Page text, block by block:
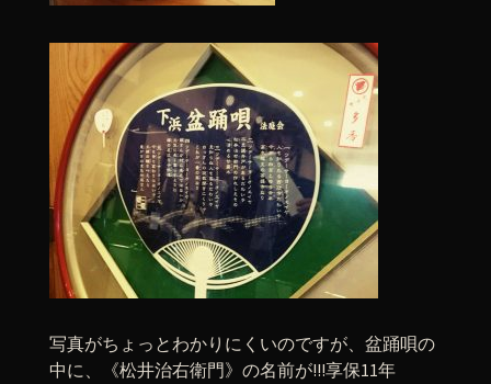
写真がちょっとわかりにくいのですが、盆踊唄の
中に、《松井治右衛門》の名前が!!!享保11年